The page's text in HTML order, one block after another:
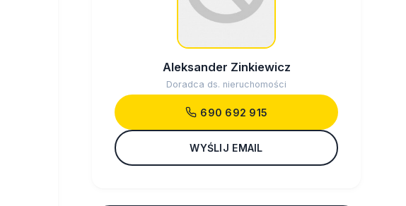
Aleksander Zinkiewicz
Doradca ds. nieruchomości
690 692 915
WYŚLIJ EMAIL